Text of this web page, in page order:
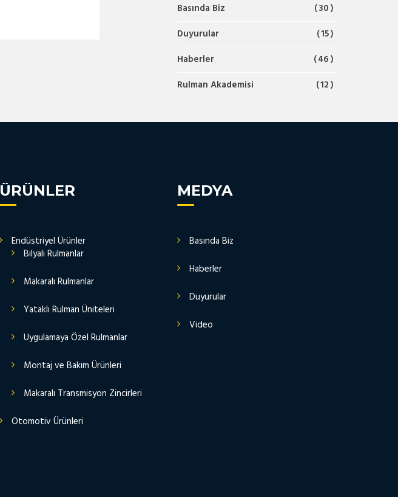
Basında Biz
30
Duyurular
15
Haberler
46
Rulman Akademisi
12
ÜRÜNLER
Endüstriyel Ürünler
Bilyalı Rulmanlar
Makaralı Rulmanlar
Yataklı Rulman Üniteleri
Uygulamaya Özel Rulmanlar
Montaj ve Bakım Ürünleri
Makaralı Transmisyon Zincirleri
Otomotiv Ürünleri
MEDYA
Basında Biz
Haberler
Duyurular
Video